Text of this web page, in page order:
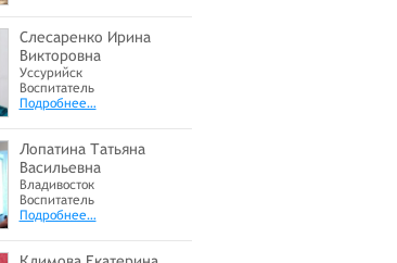
Слесаренко Ирина
Викторовна
Уссурийск
Воспитатель
Подробнее…
Лопатина Татьяна
Васильевна
Владивосток
Воспитатель
Подробнее…